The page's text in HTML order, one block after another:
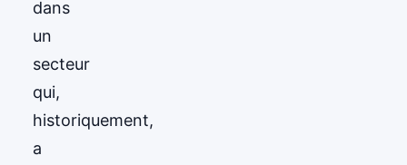
dans
un
secteur
qui,
historiquement,
a